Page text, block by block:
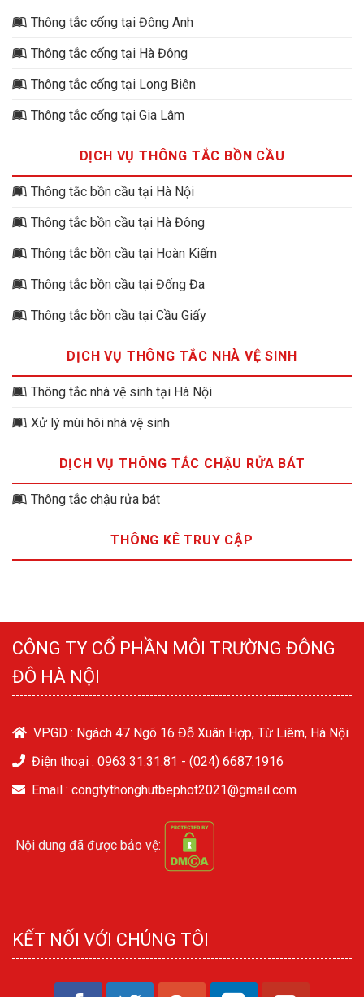
Thông tắc cống tại Đông Anh
Thông tắc cống tại Hà Đông
Thông tắc cống tại Long Biên
Thông tắc cống tại Gia Lâm
DỊCH VỤ THÔNG TẮC BỒN CẦU
Thông tắc bồn cầu tại Hà Nội
Thông tắc bồn cầu tại Hà Đông
Thông tắc bồn cầu tại Hoàn Kiếm
Thông tắc bồn cầu tại Đống Đa
Thông tắc bồn cầu tại Cầu Giấy
DỊCH VỤ THÔNG TẮC NHÀ VỆ SINH
Thông tắc nhà vệ sinh tại Hà Nội
Xử lý mùi hôi nhà vệ sinh
DỊCH VỤ THÔNG TẮC CHẬU RỬA BÁT
Thông tắc chậu rửa bát
THÔNG KÊ TRUY CẬP
CÔNG TY CỔ PHẦN MÔI TRƯỜNG ĐÔNG
ĐÔ HÀ NỘI
VPGD : Ngách 47 Ngõ 16 Đỗ Xuân Hợp, Từ Liêm, Hà Nội
Điện thoại : 0963.31.31.81 - (024) 6687.1916
Email : congtythonghutbephot2021@gmail.com
Nội dung đã được bảo vệ:
KẾT NỐI VỚI CHÚNG TÔI